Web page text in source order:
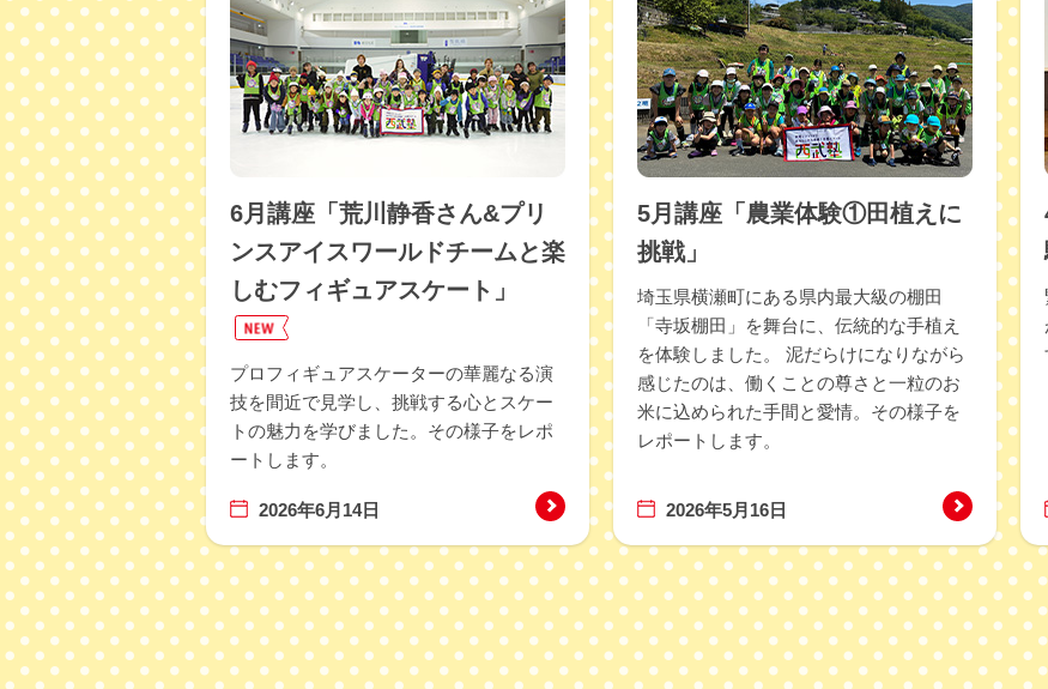
2025年7月29日 西武塾特別講座 「干潟の生き物観察教室」開催について。
2025年7月7日 6月講座「「からだ活動」体操に挑戦」の体験レポートを掲載しまし
西武塾特別講座「走り方教室＆体育教室」の体験レポートを掲載し
2025年6月9日 5月講座「農業体験①田植えに挑戦」の体験レポートを掲載しました
2025年5月21日 4月講座「ベルーナドームで野球を知る、楽しむ」の体験レポートを
西武塾特別講座 「走り方＆体育教室」開催について。
2025年4月18日
西武塾特別講座 「昭和鉄道高校探検ツアー＆在校生との特別ワーク
た。
2025年3月7日 特別講座「飼育員のお仕事体験」の体験レポートを掲載しました。
2025年2月25日 西武塾特別講座 「昭和鉄道高校探検ツアー＆在校生との特別ワーク
6月講座「荒川静香さん&プリ
ンスアイスワールドチームと楽
しむフィギュアスケート」
プロフィギュアスケーターの華麗なる演
技を間近で見学し、挑戦する心とスケー
トの魅力を学びました。その様子をレポ
ートします。
2026年6月14日
5月講座「農業体験①田植えに
挑戦」
埼玉県横瀬町にある県内最大級の棚田
「寺坂棚田」を舞台に、伝統的な手植え
を体験しました。 泥だらけになりながら
感じたのは、働くことの尊さと一粒のお
米に込められた手間と愛情。その様子を
レポートします。
2026年5月16日